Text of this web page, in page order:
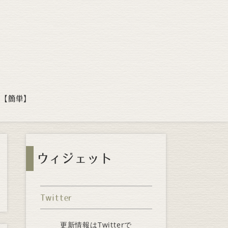
簡単】
ウィジェット
Twitter
更新情報はTwitterで